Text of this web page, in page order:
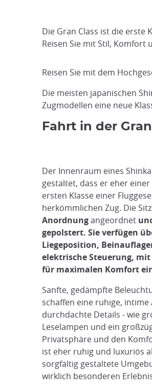
Die Gran Class ist die erste
Reisen Sie mit Stil, Komfort
Reisen Sie mit dem
Die meisten japanischen
Zugmodellen eine neue
Fahrt in der
Der Innenraum eines
gestaltet, dass er eher
ersten Klasse einer
herkömmlichen Zug. Die
Anordnungangeordnet
gepolstert. Sie verfügen
Liegeposition,
elektrische Steuerung,
für maximalen Komfort
Sanfte, gedämpfte
schaffen eine ruhige,
durchdachte Details - wie
Leselampen und ein
Privatsphäre und den
ist eher ruhig und luxuriös
sorgfältig gestaltete
wirklich besonderen